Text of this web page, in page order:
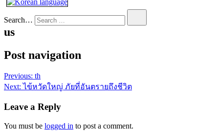
Search…
us
Post navigation
Previous: th
Next: ไข้หวัดใหญ่ ภัยที่อันตรายถึงชีวิต
Leave a Reply
You must be logged in to post a comment.